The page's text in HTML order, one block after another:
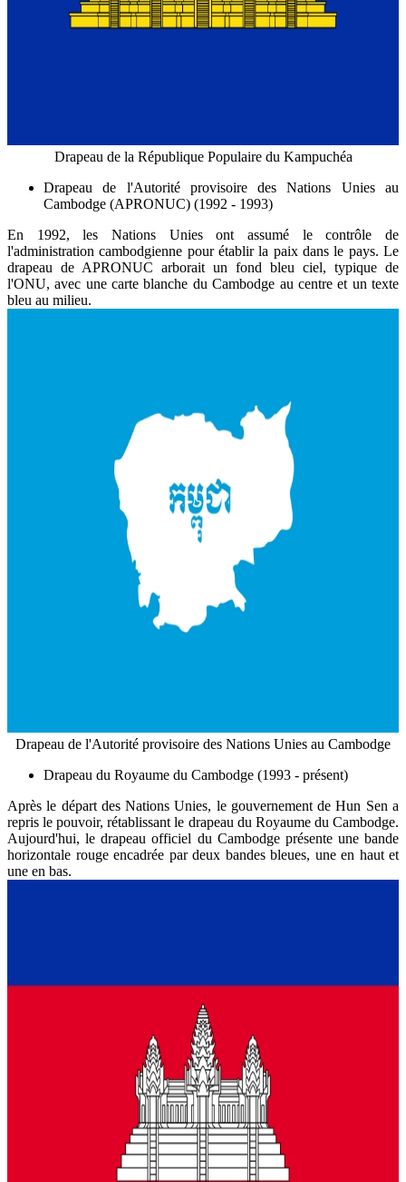
Drapeau de la République Populaire du Kampuchéa
Drapeau de l'Autorité provisoire des Nations Unies au
Cambodge (APRONUC) (1992 - 1993)
En 1992, les Nations Unies ont assumé le contrôle de
l'administration cambodgienne pour établir la paix dans le pays. Le
drapeau de APRONUC arborait un fond bleu ciel, typique de
l'ONU, avec une carte blanche du Cambodge au centre et un texte
bleu au milieu.
Drapeau de l'Autorité provisoire des Nations Unies au Cambodge
Drapeau du Royaume du Cambodge (1993 - présent)
Après le départ des Nations Unies, le gouvernement de Hun Sen a
repris le pouvoir, rétablissant le drapeau du Royaume du Cambodge.
Aujourd'hui, le drapeau officiel du Cambodge présente une bande
horizontale rouge encadrée par deux bandes bleues, une en haut et
une en bas.